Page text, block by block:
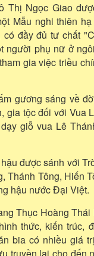
Thị Ngọc Giao
Mẫu nghi thiên
đầy đủ tư chất
người phụ nữ ở
gia việc triều
gương sáng về
gia tộc đối với Vua
giỗ vua Lê
được sánh với
Thánh Tông, Hiến
hậu nước Đại Việt.
Thục Hoàng
thức, kiến trúc,
bia có nhiều giá